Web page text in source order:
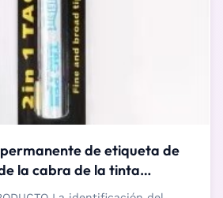
de etiqueta de
la cabra de la tinta